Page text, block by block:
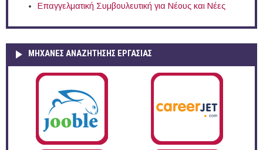
Επαγγελματική Συμβουλευτική για Νέους και Νέες
ΜΗΧΑΝΕΣ ΑΝΑΖΗΤΗΣΗΣ ΕΡΓΑΣΙΑΣ